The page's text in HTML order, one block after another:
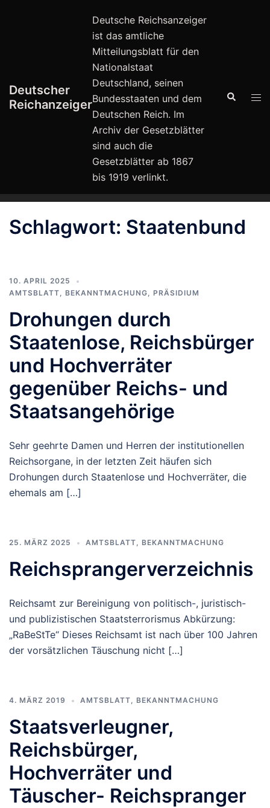
Deutscher
Reichanzeiger
Deutsche Reichsanzeiger
ist das amtliche
Mitteilungsblatt für den
Nationalstaat
Deutschland, seinen
Bundesstaaten und dem
Deutschen Reich. Im
Archiv der Gesetzblätter
sind auch die
Gesetzblätter ab 1867
bis 1919 verlinkt.
Suche
Schlagwort: Staatenbund
10. APRIL 2025
AMTSBLATT, BEKANNTMACHUNG, PRÄSIDIUM
Drohungen durch
Staatenlose, Reichsbürger
und Hochverräter
gegenüber Reichs- und
Staatsangehörige
Sehr geehrte Damen und Herren der institutionellen
Reichsorgane, in der letzten Zeit häufen sich
Drohungen durch Staatenlose und Hochverräter, die
ehemals am […]
25. MÄRZ 2025 AMTSBLATT, BEKANNTMACHUNG
Reichsprangerverzeichnis
Reichsamt zur Bereinigung von politisch-, juristisch-
und publizistischen Staatsterrorismus Abkürzung:
„RaBeStTe“ Dieses Reichsamt ist nach über 100 Jahren
der vorsätzlichen Täuschung nicht […]
4. MÄRZ 2019 AMTSBLATT, BEKANNTMACHUNG
Staatsverleugner,
Reichsbürger,
Hochverräter und
Täuscher- Reichspranger